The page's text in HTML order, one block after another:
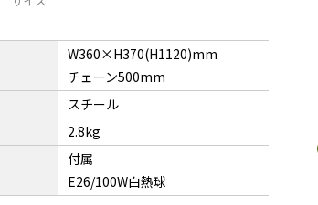
W360×H370(H1120)mm
チェーン500mm
スチール
2.8kg
付属
E26/100W白熱球